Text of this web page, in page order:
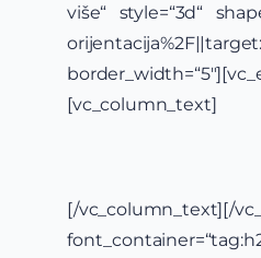
više“ style=“3d“
[vc_column_text]
[/vc_column_text][/